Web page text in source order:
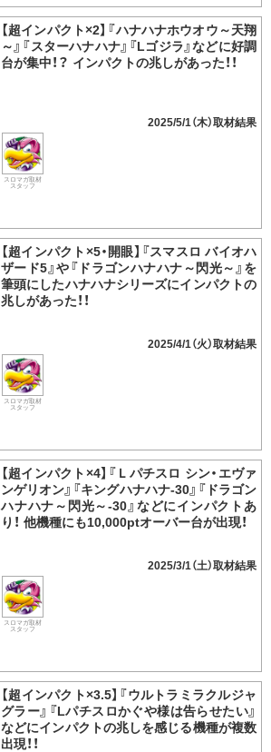
【超インパクト×2】『ハナハナホウオウ～天翔
～』『スターハナハナ』『Lゴジラ』などに好調
台が集中！？ インパクトの兆しがあった！！
2025/5/1（木）
スロマガ取材
スタッフ
【超インパクト×5・開眼】『スマスロ バイオハ
ザード5』や『ドラゴンハナハナ～閃光～』を
筆頭にしたハナハナシリーズにインパクトの
兆しがあった！！
2025/4/1（火）
スロマガ取材
スタッフ
【超インパクト×4】『Ｌパチスロ シン・エヴァ
ンゲリオン』『キングハナハナ-30』『ドラゴン
ハナハナ～閃光～-30』などにインパクトあ
り！ 他機種にも10,000ptオーバー台が出現！
2025/3/1（土）
スロマガ取材
スタッフ
【超インパクト×3.5】『ウルトラミラクルジャ
グラー』『Lパチスロかぐや様は告らせたい』
などにインパクトの兆しを感じる機種が複数
出現！！